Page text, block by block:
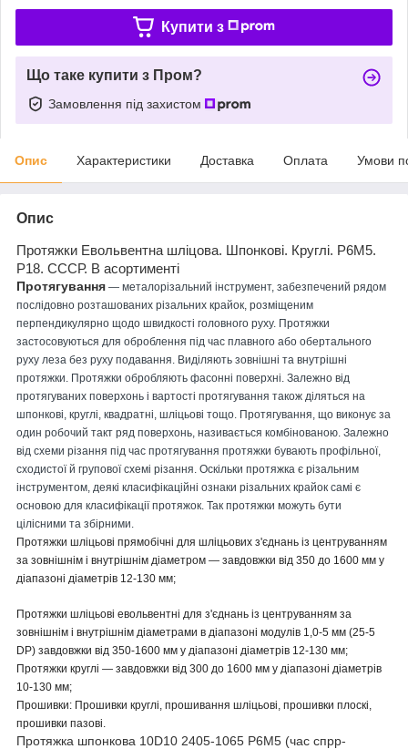
Купити з
Що таке купити з Пром?
Замовлення під захистом
Опис Характеристики Доставка Оплата Умови
Опис
Протяжки Евольвентна шліцова. Шпонкові. Круглі. Р6М5.
Р18. СССР. В асортименті
Протягування — металорізальний інструмент, забезпечений рядом
послідовно розташованих різальних крайок, розміщеним
перпендикулярно щодо швидкості головного руху. Протяжки
застосовуються для оброблення під час плавного або обертального
руху леза без руху подавання. Виділяють зовнішні та внутрішні
протяжки. Протяжки обробляють фасонні поверхні. Залежно від
протягуваних поверхонь і вартості протягування також діляться на
шпонкові, круглі, квадратні, шліцьові тощо. Протягування, що виконує за
один робочий такт ряд поверхонь, називається комбінованою. Залежно
від схеми різання під час протягування протяжки бувають профільної,
сходистої й групової схемі різання. Оскільки протяжка є різальним
інструментом, деякі класифікаційні ознаки різальних крайок самі є
основою для класифікації протяжок. Так протяжки можуть бути
цілісними та збірними.
Протяжки шліцьові прямобічні для шліцьових з'єднань із центруванням
за зовнішнім і внутрішнім діаметром — завдовжки від 350 до 1600 мм у
діапазоні діаметрів 12-130 мм;
Протяжки шліцьові евольвентні для з'єднань із центруванням за
зовнішнім і внутрішнім діаметрами в діапазоні модулів 1,0-5 мм (25-5
DP) завдовжки від 350-1600 мм у діапазоні діаметрів 12-130 мм;
Протяжки круглі — завдовжки від 300 до 1600 мм у діапазоні діаметрів
10-130 мм;
Прошивки: Прошивки круглі, прошивання шліцьові, прошивки плоскі,
прошивки пазові.
Протяжка шпонкова 10D10 2405-1065 Р6М5 (час спрр-